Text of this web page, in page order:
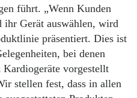
führt. „Wenn Kunden
ihr Gerät auswählen, wird
präsentiert. Dies ist
bei denen
vorgestellt
stellen fest, dass in allen